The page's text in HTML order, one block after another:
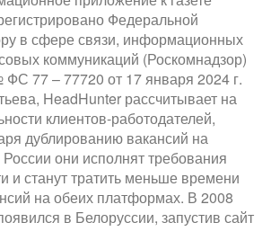
Федеральной
в сфере связи, информационных
коммуникаций (Роскомнадзор)
77 – 77720 от 17 января 2024 г.
HeadHunter рассчитывает на
клиентов-работодателей,
дублированию вакансий на
они исполнят требования
и станут тратить меньше времени
на обеих платформах. В 2008
в Белоруссии, запустив сайт